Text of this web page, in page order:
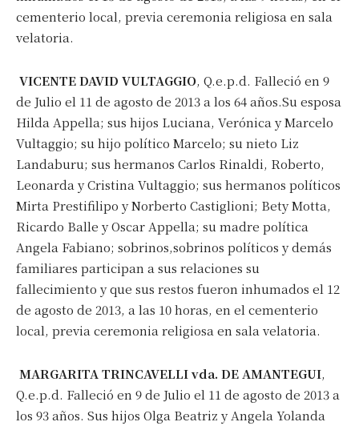
cementerio local, previa ceremonia religiosa en sala
velatoria.
VICENTE DAVID VULTAGGIO, Q.e.p.d. Falleció en 9
de Julio el 11 de agosto de 2013 a los 64 años.Su esposa
Hilda Appella; sus hijos Luciana, Verónica y Marcelo
Vultaggio; su hijo político Marcelo; su nieto Liz
Landaburu; sus hermanos Carlos Rinaldi, Roberto,
Leonarda y Cristina Vultaggio; sus hermanos políticos
Mirta Prestifilipo y Norberto Castiglioni; Bety Motta,
Ricardo Balle y Oscar Appella; su madre política
Angela Fabiano; sobrinos,sobrinos políticos y demás
familiares participan a sus relaciones su
fallecimiento y que sus restos fueron inhumados el 12
de agosto de 2013, a las 10 horas, en el cementerio
local, previa ceremonia religiosa en sala velatoria.
MARGARITA TRINCAVELLI vda. DE AMANTEGUI,
Q.e.p.d. Falleció en 9 de Julio el 11 de agosto de 2013 a
los 93 años. Sus hijos Olga Beatriz y Angela Yolanda